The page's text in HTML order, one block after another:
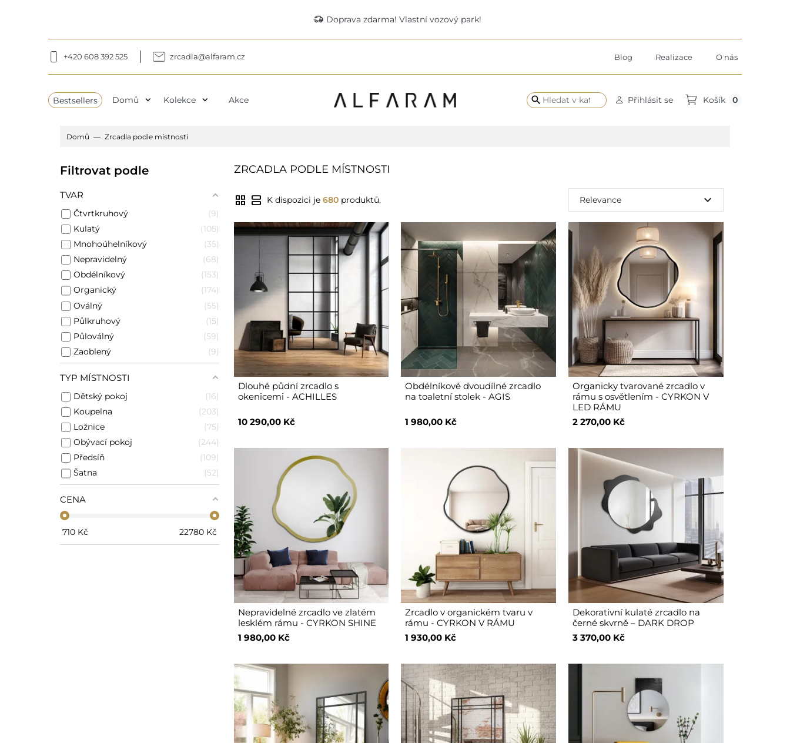
delivery_truck_speed Doprava zdarma! Vlastní vozový park!
+420 608 392 525 zrcadla@alfaram.cz Blog Realizace O nás
Bestsellers Domů expand_more Kolekce expand_more Akce search Přihlásit se Košík 0
Domů Zrcadla podle místnosti
Filtrovat podle
TVAR
Čtvrtkruhový
9
Kulatý
105
Mnohoúhelníkový
35
Nepravidelný
68
Obdélníkový
153
Organický
174
Oválný
55
Půlkruhový
15
Půloválný
59
Zaoblený
9
TYP MÍSTNOSTI
Dětský pokoj
16
Koupelna
203
Ložnice
75
Obývací pokoj
244
Předsíň
109
Šatna
52
CENA
710 Kč 22780 Kč
ZRCADLA PODLE MÍSTNOSTI
grid_view view_agenda K dispozici je 680produktů. Relevance expand_more
Dlouhé půdní zrcadlo s
okenicemi - ACHILLES
10 290,00 Kč
Obdélníkové dvoudílné zrcadlo
na toaletní stolek - AGIS
1 980,00 Kč
Organicky tvarované zrcadlo v
rámu s osvětlením - CYRKON V
LED RÁMU
2 270,00 Kč
Nepravidelné zrcadlo ve zlatém
lesklém rámu - CYRKON SHINE
1 980,00 Kč
Zrcadlo v organickém tvaru v
rámu - CYRKON V RÁMU
1 930,00 Kč
Dekorativní kulaté zrcadlo na
černé skvrně – DARK DROP
3 370,00 Kč